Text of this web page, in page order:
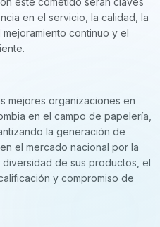
en el servicio, la calidad, la
continuo y el
mejores organizaciones en
en el campo de papelería,
la generación de
el mercado nacional por la
de sus productos, el
y compromiso de